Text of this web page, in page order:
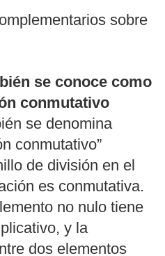
sobre
se conoce como
conmutativo
se denomina
conmutativo”
de división en el
es conmutativa.
no nulo tiene
y la
dos elementos